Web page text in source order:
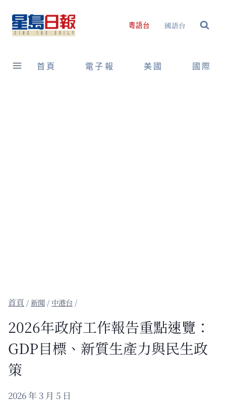
content
粵語台 國語台
首頁 電子報 美國 國際
/新聞 / 中港台 /
2026年政府工作報告重點速覽：
GDP目標、新質生產力與民生政
策
2026 年 3 月 5 日